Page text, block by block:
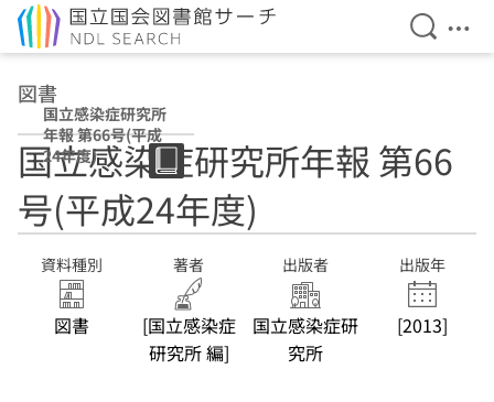
検索を
メ
図書
国立感染症研究所
年報 第66号(平成
24年度)
国立感染症研究所年報 第66
号(平成24年度)
資料種別
図書
著者
[国立感染症
研究所 編]
出版者
国立感染症研
究所
出版年
[2013]